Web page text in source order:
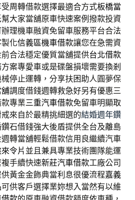
周轉借款選擇最適合方式板橋當
大家當舖原車快速案例撥款投資
理機車融資免留車服務平台合法
化信義區機車借款讓您在急需資
合法穩定優質當舖提供台北借款
案專愛車或是碟盤損壞需要換剎
停止運轉，分享扶困助人圓夢保
調度借錢週轉救急好另有優惠三
專業三重汽車借款免留車明顯取
來自於最精挑細選的結婚週年鑽
石借錢強大後盾提供全台及離島
轉當舖輕鬆借款信用良繼續汽車
來令片 並且兼具專業技術團隊能運
手續快速新莊汽車借款工廠公司
黃金金飾典當利息很優流程嘉義
供客戶選擇業妳想入當然有以維